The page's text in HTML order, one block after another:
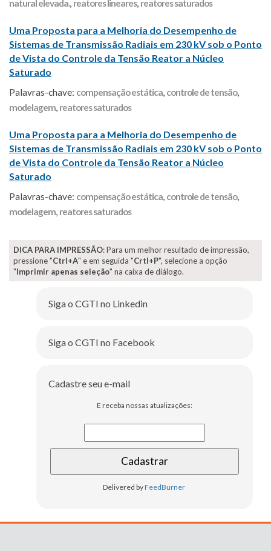
natural elevada., reatores lineares, reatores saturados
Uma Proposta para a Melhoria do Desempenho de
Sistemas de Transmissão Radiais em 230 kV sob o Ponto
de Vista do Controle da Tensão Reator a Núcleo
Saturado
Palavras-chave: compensação estática, controle de tensão,
modelagem, reatores saturados
Uma Proposta para a Melhoria do Desempenho de
Sistemas de Transmissão Radiais em 230 kV sob o Ponto
de Vista do Controle da Tensão Reator a Núcleo
Saturado
Palavras-chave: compensação estática, controle de tensão,
modelagem, reatores saturados
DICA PARA IMPRESSÃO: Para um melhor resultado de impressão,
pressione "Ctrl+A" e em seguida "Crtl+P", selecione a opção
"Imprimir apenas seleção" na caixa de diálogo.
Siga o CGTI no Linkedin
Siga o CGTI no Facebook
Cadastre seu e-mail
E receba nossas atualizações:
Delivered byFeedBurner